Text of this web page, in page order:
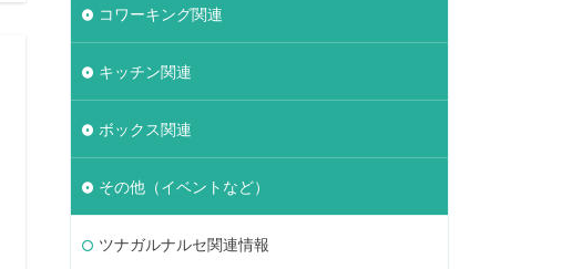
コワーキング関連
キッチン関連
ボックス関連
その他（イベントなど）
ツナガルナルセ関連情報